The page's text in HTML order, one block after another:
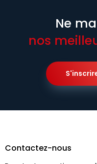
Ne
nos
Contactez-nous